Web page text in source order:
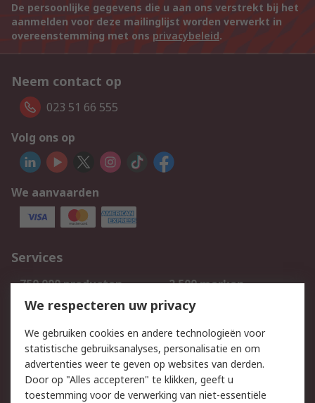
De persoonlijke gegevens die u aan ons verstrekt bij het
aanmelden voor deze mailinglijst worden verwerkt in
overeenstemming met ons privacybeleid.
Neem contact op
023 51 66 555
Volg ons op
We aanvaarden
Services
750.000 producten
2.500 merken
Bestellen
Inkoopoplossingen
Track & Trace
Wettelijk
We respecteren uw privacy
We gebruiken cookies en andere technologieën voor
statistische gebruiksanalyses, personalisatie en om
advertenties weer te geven op websites van derden.
Door op "Alles accepteren" te klikken, geeft u
toestemming voor de verwerking van niet-essentiële